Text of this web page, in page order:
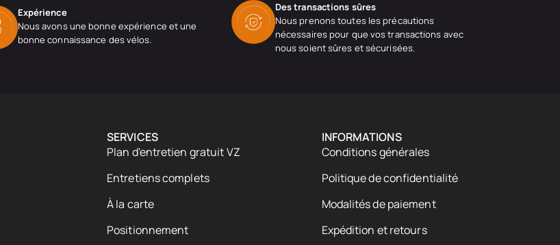
Expérience
Nous avons une bonne expérience et une
bonne connaissance des vélos.
Des transactions sûres
Nous prenons toutes les précautions
nécessaires pour que vos transactions avec
nous soient sûres et sécurisées.
SERVICES
Plan d'entretien gratuit VZ
Entretiens complets
À la carte
Positionnement
INFORMATIONS
Conditions générales
Politique de confidentialité
Modalités de paiement
Expédition et retours